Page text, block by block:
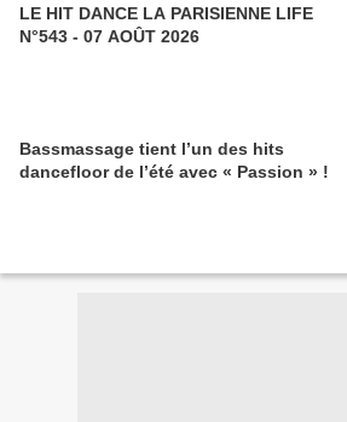
LE HIT DANCE LA PARISIENNE LIFE
N°543 - 07 AOÛT 2026
Bassmassage tient l’un des hits
dancefloor de l’été avec « Passion » !